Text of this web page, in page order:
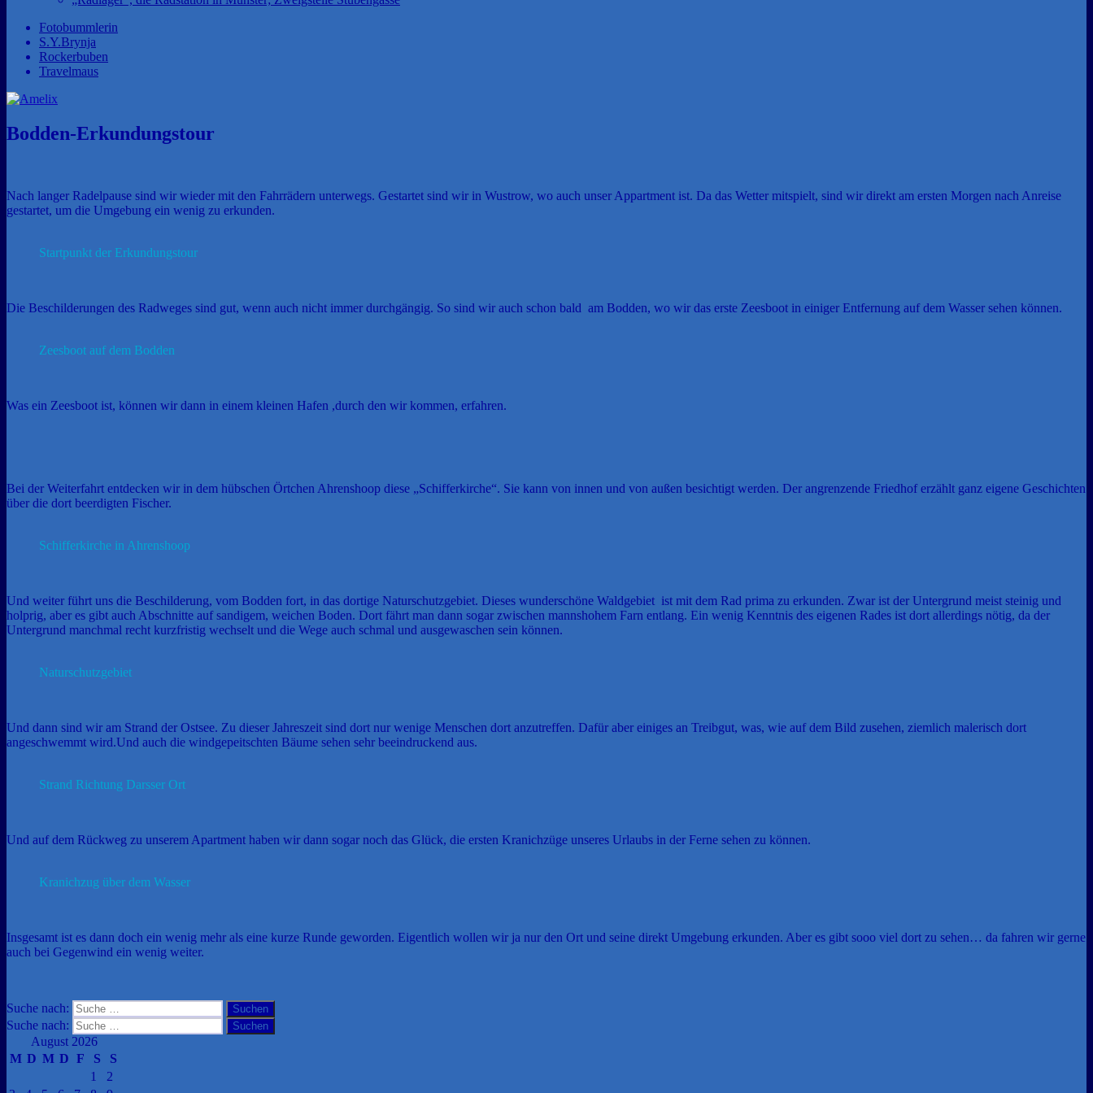
Fotobummlerin
S.Y.Brynja
Rockerbuben
Travelmaus
Bodden-Erkundungstour
Nach langer Radelpause sind wir wieder mit den Fahrrädern unterwegs. Gestartet sind wir in Wustrow, wo auch unser Appartment ist. Da das Wetter mitspielt, sind wir direkt am ersten Morgen nach Anreise
gestartet, um die Umgebung ein wenig zu erkunden.
Startpunkt der Erkundungstour
Die Beschilderungen des Radweges sind gut, wenn auch nicht immer durchgängig. So sind wir auch schon bald am Bodden, wo wir das erste Zeesboot in einiger Entfernung auf dem Wasser sehen können.
Zeesboot auf dem Bodden
Was ein Zeesboot ist, können wir dann in einem kleinen Hafen ,durch den wir kommen, erfahren.
Bei der Weiterfahrt entdecken wir in dem hübschen Örtchen Ahrenshoop diese „Schifferkirche“. Sie kann von innen und von außen besichtigt werden. Der angrenzende Friedhof erzählt ganz eigene Geschichten
über die dort beerdigten Fischer.
Schifferkirche in Ahrenshoop
Und weiter führt uns die Beschilderung, vom Bodden fort, in das dortige Naturschutzgebiet. Dieses wunderschöne Waldgebiet ist mit dem Rad prima zu erkunden. Zwar ist der Untergrund meist steinig und
holprig, aber es gibt auch Abschnitte auf sandigem, weichen Boden. Dort fährt man dann sogar zwischen mannshohem Farn entlang. Ein wenig Kenntnis des eigenen Rades ist dort allerdings nötig, da der
Untergrund manchmal recht kurzfristig wechselt und die Wege auch schmal und ausgewaschen sein können.
Naturschutzgebiet
Und dann sind wir am Strand der Ostsee. Zu dieser Jahreszeit sind dort nur wenige Menschen dort anzutreffen. Dafür aber einiges an Treibgut, was, wie auf dem Bild zusehen, ziemlich malerisch dort
angeschwemmt wird.Und auch die windgepeitschten Bäume sehen sehr beeindruckend aus.
Strand Richtung Darsser Ort
Und auf dem Rückweg zu unserem Apartment haben wir dann sogar noch das Glück, die ersten Kranichzüge unseres Urlaubs in der Ferne sehen zu können.
Kranichzug über dem Wasser
Insgesamt ist es dann doch ein wenig mehr als eine kurze Runde geworden. Eigentlich wollen wir ja nur den Ort und seine direkt Umgebung erkunden. Aber es gibt sooo viel dort zu sehen… da fahren wir gerne
auch bei Gegenwind ein wenig weiter.
Suche nach: Suchen
Suche nach: Suchen
August 2026
M D M D F S
S
1
2